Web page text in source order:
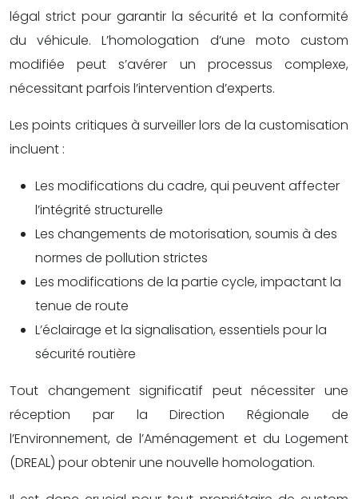
légal strict pour garantir la sécurité et la conformité
du véhicule. L’homologation d’une moto custom
modifiée peut s’avérer un processus complexe,
nécessitant parfois l’intervention d’experts.
Les points critiques à surveiller lors de la customisation
incluent :
Les modifications du cadre, qui peuvent affecter
l’intégrité structurelle
Les changements de motorisation, soumis à des
normes de pollution strictes
Les modifications de la partie cycle, impactant la
tenue de route
L’éclairage et la signalisation, essentiels pour la
sécurité routière
Tout changement significatif peut nécessiter une
réception par la Direction Régionale de
l’Environnement, de l’Aménagement et du Logement
(DREAL) pour obtenir une nouvelle homologation.